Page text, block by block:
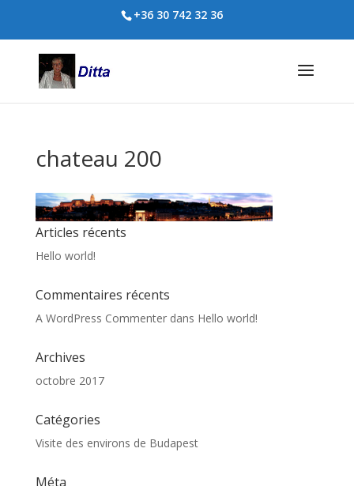
+36 30 742 32 36
chateau 200
Articles récents
Hello world!
Commentaires récents
A WordPress Commenterdans Hello world!
Archives
octobre 2017
Catégories
Visite des environs de Budapest
Méta